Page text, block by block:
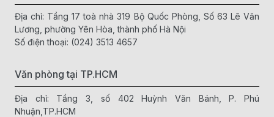
Địa chỉ: Tầng 17 toà nhà 319 Bộ Quốc Phòng, Số 63 Lê Văn
Lương, phường Yên Hòa, thành phố Hà Nội
Số điện thoại: (024) 3513 4657
Văn phòng tại TP.HCM
Địa chỉ: Tầng 3, số 402 Huỳnh Văn Bánh, P. Phú
Nhuận,TP.HCM